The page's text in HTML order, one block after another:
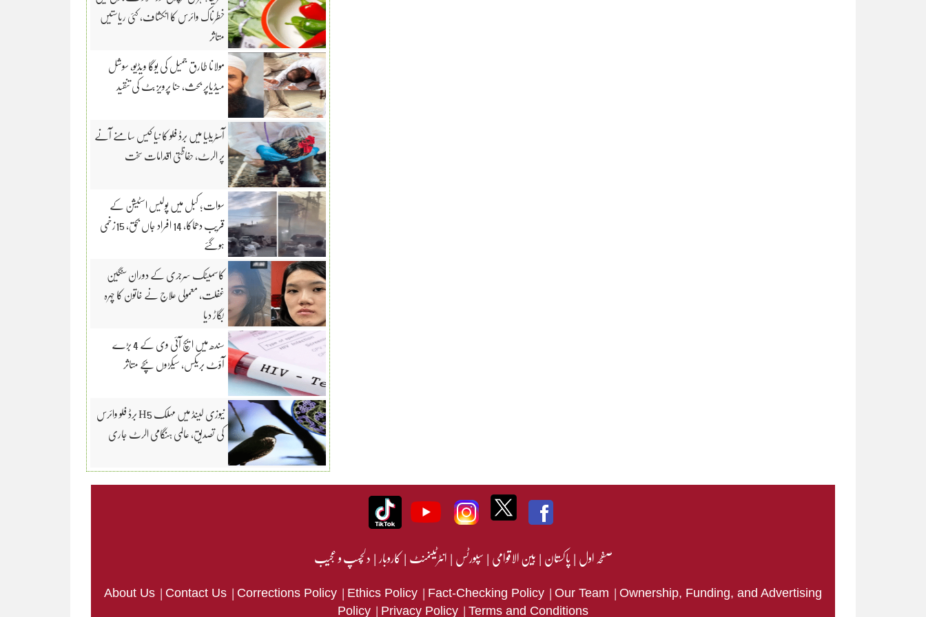
خطرناک وائرس کا انکشاف، کئی ریاستیں
متاثر
مولانا طارق جمیل کی یوگا ویڈیو، سوشل
میڈیاپر بحث، حنا پرویز بٹ کی تنقید
آسٹریلیا میں برڈ فلو کا نیا کیس سامنے آنے
پر الرٹ، حفاظتی اقدامات سخت
سوات؛ کبل میں پولیس اسٹیشن کے
قریب دھماکا، 14 افراد جاں بحق، 15زخمی
ہوگئے
کاسمیٹک سرجری کے دوران سنگین
غفلت، معمولی علاج نے خاتون کا چہرہ
بگاڑ دیا
سندھ میں ایچ آئی وی کے 4 بڑے
آؤٹ بریکس، سیکڑوں بچے متاثر
نیوزی لینڈ میں مہلک H5 برڈ فلو وائرس
کی تصدیق، عالمی ہنگامی الرٹ جاری
صفحہ اول|پاکستان|بین الاقوامی|سپورٹس|انٹرٹینمنٹ|کاروبار|دلچسپ و عجیب
About Us | Contact Us | Corrections Policy | Ethics Policy | Fact-Checking Policy | Our Team | Ownership, Funding, and Advertising
Policy | Privacy Policy | Terms and Conditions